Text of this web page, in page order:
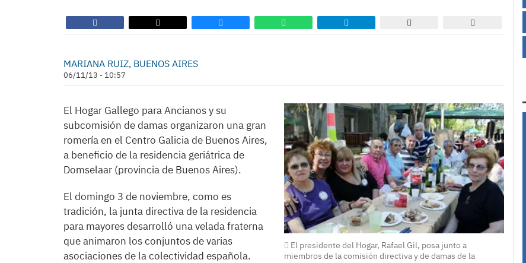
MARIANA RUIZ, BUENOS AIRES
06/11/13 - 10:57
El presidente del Hogar, Rafael Gil, posa junto a
miembros de la comisión directiva y de damas de la
El Hogar Gallego para Ancianos y su
subcomisión de damas organizaron una gran
romería en el Centro Galicia de Buenos Aires,
a beneficio de la residencia geriátrica de
Domselaar (provincia de Buenos Aires).
El domingo 3 de noviembre, como es
tradición, la junta directiva de la residencia
para mayores desarrolló una velada fraterna
que animaron los conjuntos de varias
asociaciones de la colectividad española.